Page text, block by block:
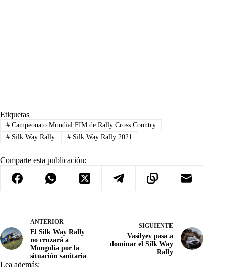
Etiquetas
#Campeonato Mundial FIM de Rally Cross Country
#Silk Way Rally #Silk Way Rally 2021
Comparte esta publicación:
ANTERIOR
El Silk Way Rally
no cruzará a
Mongolia por la
situación sanitaria
SIGUIENTE
Vasilyev pasa a
dominar el Silk Way
Rally
Lea además: